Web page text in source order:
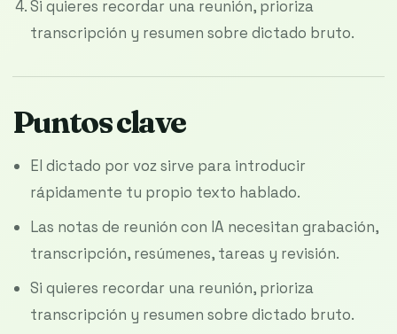
Si quieres recordar una reunión, prioriza
transcripción y resumen sobre dictado bruto.
Puntos clave
El dictado por voz sirve para introducir
rápidamente tu propio texto hablado.
Las notas de reunión con IA necesitan grabación,
transcripción, resúmenes, tareas y revisión.
Si quieres recordar una reunión, prioriza
transcripción y resumen sobre dictado bruto.